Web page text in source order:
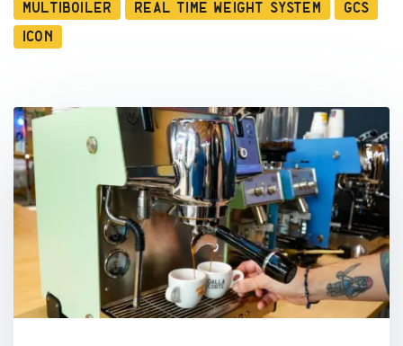
Multiboiler
Real Time Weight System
GCS
ICON